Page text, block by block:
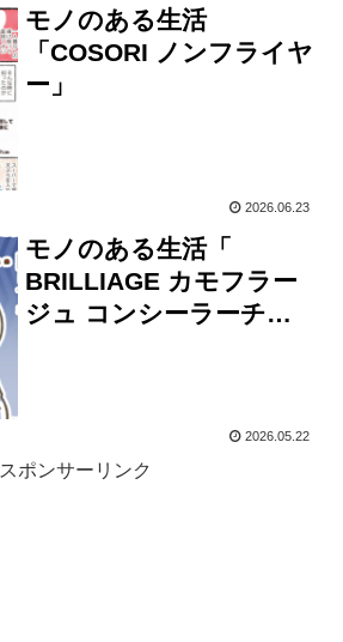
モノのある生活
「COSORI ノンフライヤ
ー」
2026.06.23
モノのある生活「
BRILLIAGE カモフラー
ジュ コンシーラーチー
2026.05.22
スポンサーリンク